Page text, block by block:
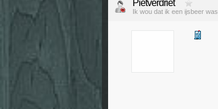
Pietverdriet
Ik wou dat ik een ijsbeer was.